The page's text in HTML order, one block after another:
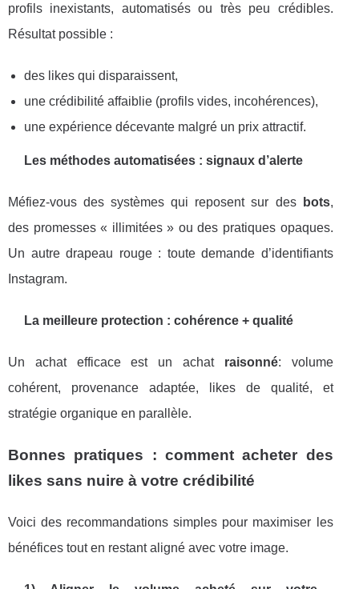
profils inexistants, automatisés ou très peu crédibles.
Résultat possible :
des likes qui disparaissent,
une crédibilité affaiblie (profils vides, incohérences),
une expérience décevante malgré un prix attractif.
Les méthodes automatisées : signaux d’alerte
Méfiez-vous des systèmes qui reposent sur des bots,
des promesses « illimitées » ou des pratiques opaques.
Un autre drapeau rouge : toute demande d’identifiants
Instagram.
La meilleure protection : cohérence + qualité
Un achat efficace est un achat raisonné: volume
cohérent, provenance adaptée, likes de qualité, et
stratégie organique en parallèle.
Bonnes pratiques : comment acheter des
likes sans nuire à votre crédibilité
Voici des recommandations simples pour maximiser les
bénéfices tout en restant aligné avec votre image.